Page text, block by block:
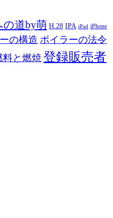
の道by萌 H.28 IPA iPad iPhone
の構造 ボイラーの法令
料と燃焼 登録販売者